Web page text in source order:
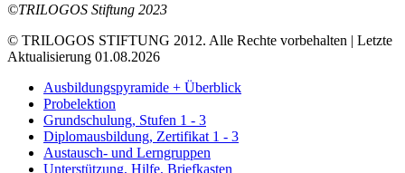
©TRILOGOS Stiftung 2023
© TRILOGOS STIFTUNG 2012. Alle Rechte vorbehalten | Letzte
Aktualisierung 01.08.2026
Ausbildungspyramide + Überblick
Probelektion
Grundschulung, Stufen 1 - 3
Diplomausbildung, Zertifikat 1 - 3
Austausch- und Lerngruppen
Unterstützung, Hilfe, Briefkasten